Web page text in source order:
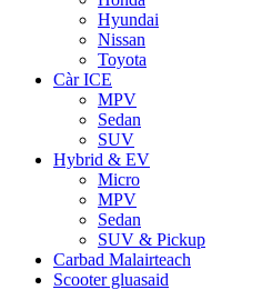
Hyundai
Nissan
Toyota
Càr ICE
MPV
Sedan
SUV
Hybrid & EV
Micro
MPV
Sedan
SUV & Pickup
Carbad Malairteach
Scooter gluasaid